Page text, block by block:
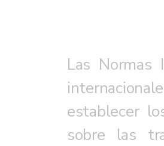
Las Normas
establecer
sobre las